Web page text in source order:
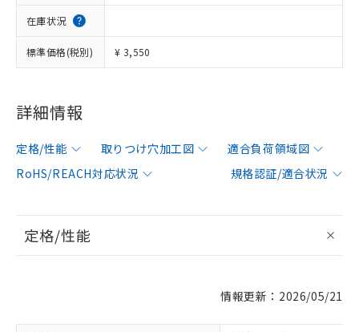
在庫状況
標準価格(税別) ¥ 3,550
詳細情報
定格/性能 取りつけ穴加工図
適合負荷領域図
RoHS/REACH対応状況
規格認証/適合状況
定格/性能
情報更新：2026/05/21